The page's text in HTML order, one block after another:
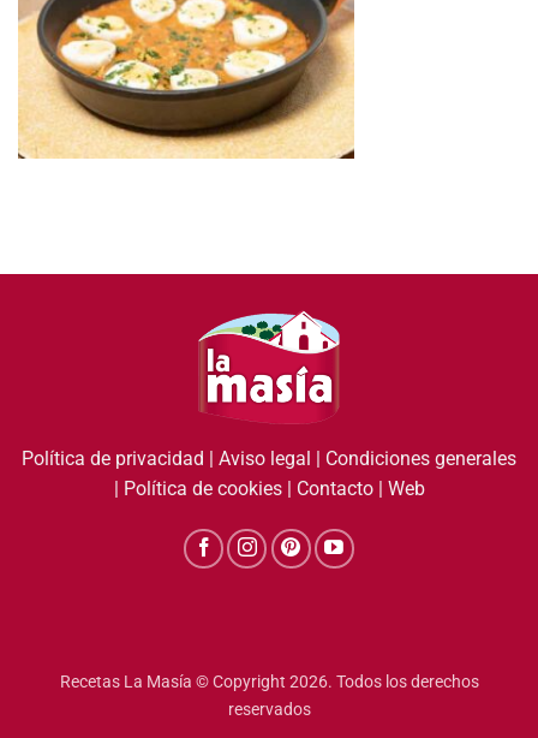
Política de privacidad Aviso legal
Condiciones generales
Política de cookies| Contacto| Web
Recetas La Masía © Copyright 2026. Todos los derechos
reservados